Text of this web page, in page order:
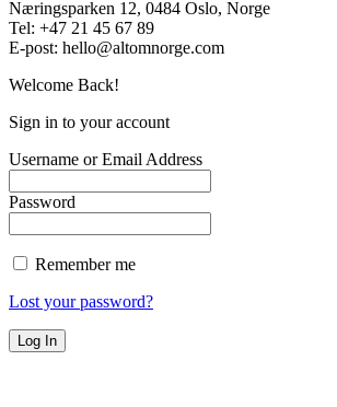
Næringsparken 12, 0484 Oslo, Norge
Tel: +47 21 45 67 89
E-post: hello@altomnorge.com
Welcome Back!
Sign in to your account
Username or Email Address
Password
Remember me
Lost your password?